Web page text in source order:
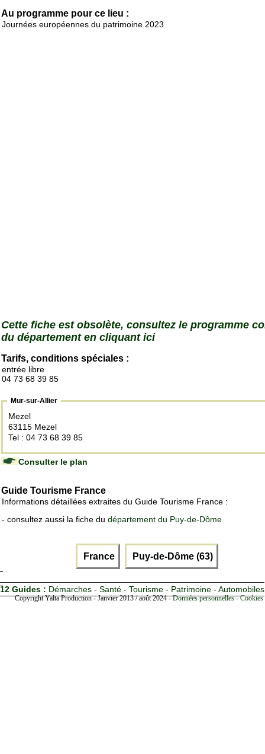
Au programme pour ce lieu :
Journées européennes du patrimoine 2023
Cette fiche est obsolète, consultez le programme
du département en cliquant ici
Tarifs, conditions spéciales :
entrée libre
04 73 68 39 85
Mur-sur-Allier
Mezel
63115 Mezel
Tel : 04 73 68 39 85
Consulter le plan
Guide Tourisme France
Informations détaillées extraites du Guide Tourisme France :
- consultez aussi la fiche du département du Puy-de-Dôme
France Puy-de-Dôme (63)
12 Guides : Démarches - Santé - Tourisme - Patrimoine - Automobiles
Copyright Yalta Production - Janvier 2013 / août 2024 -Données personnelles -